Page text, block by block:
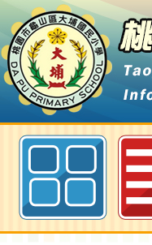
最新消息-桃